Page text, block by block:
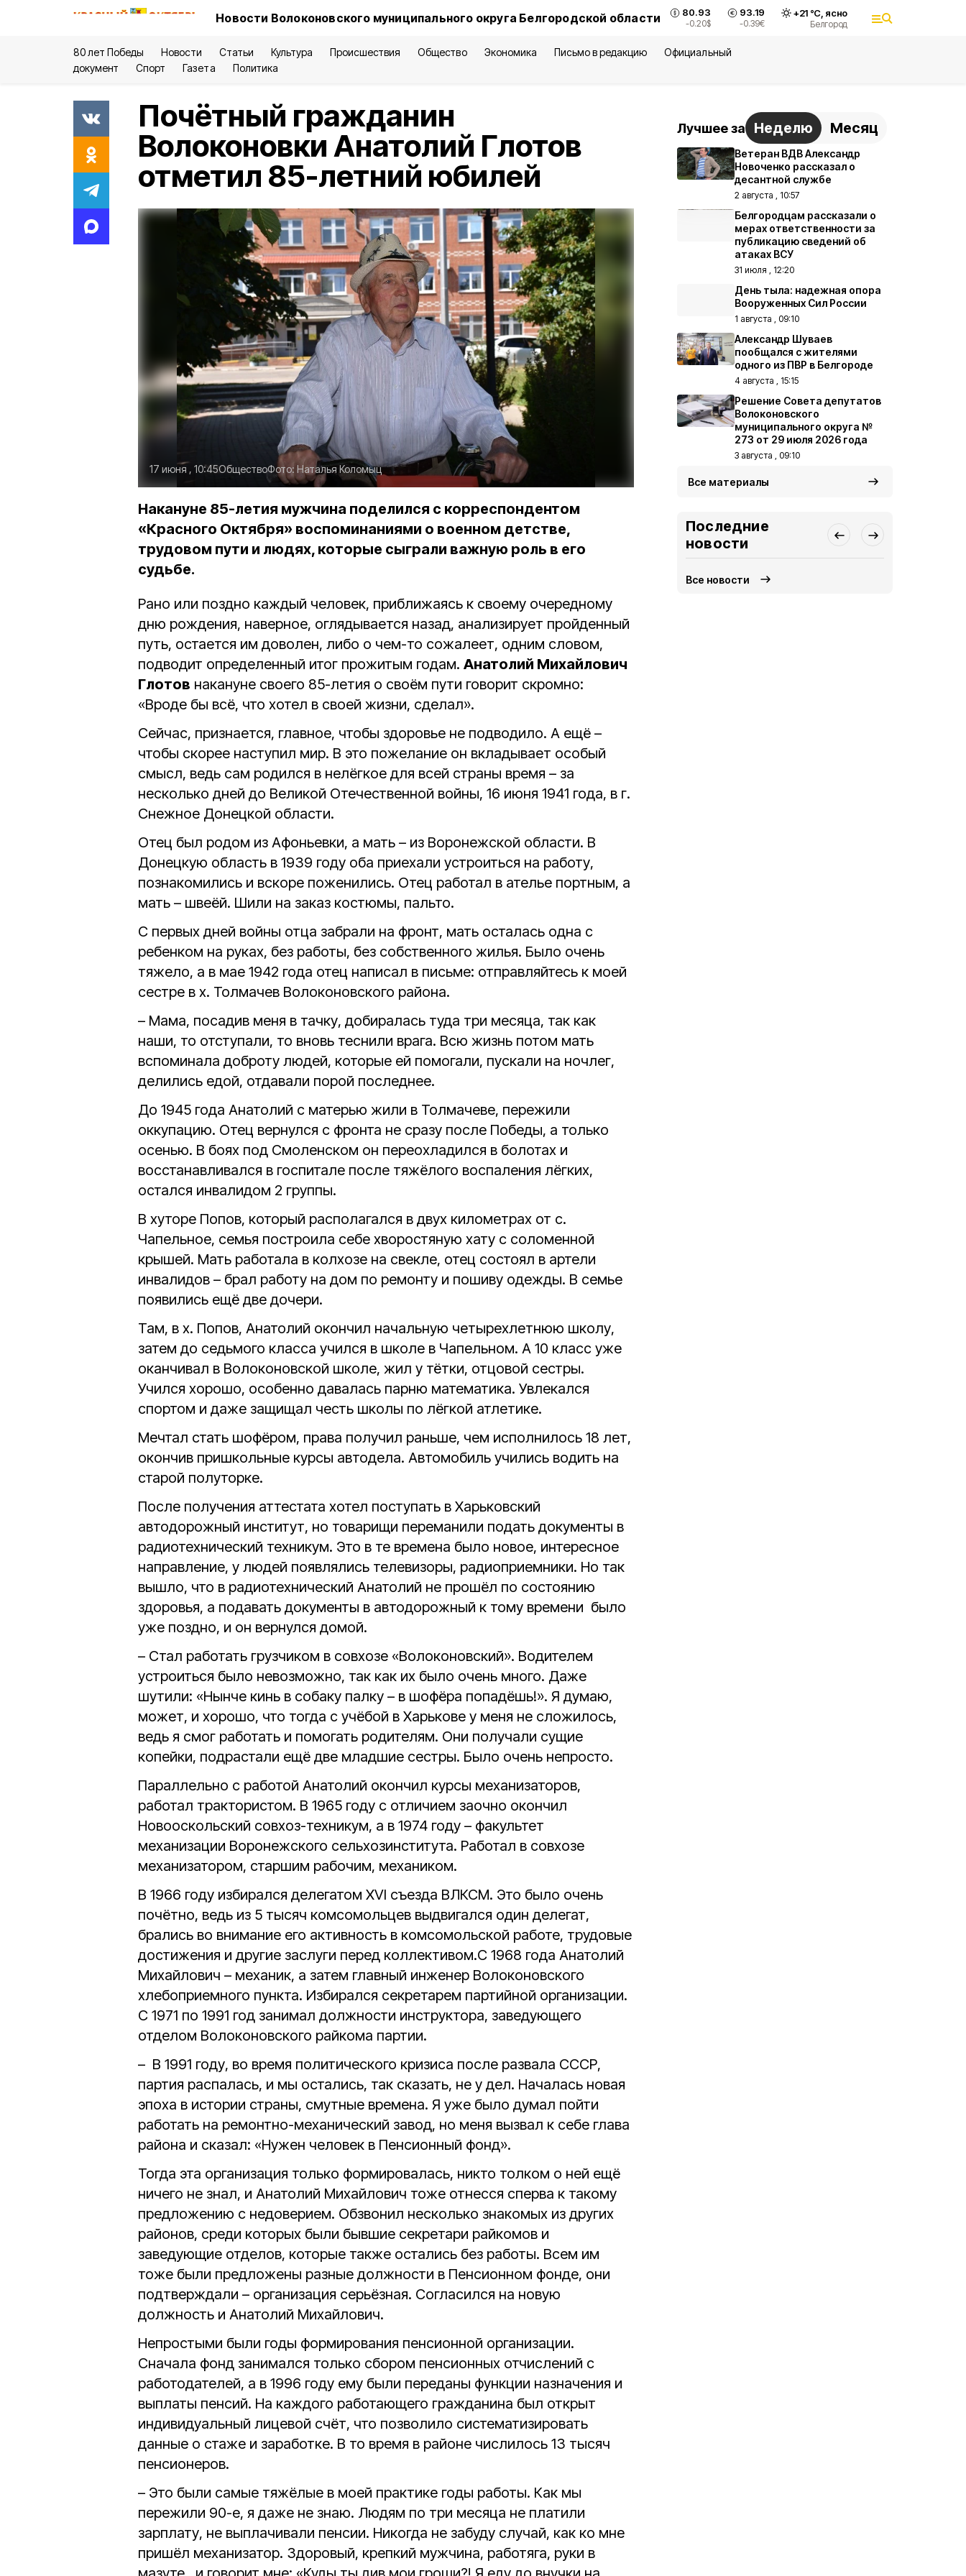
Новости Волоконовского муниципального округа Белгородской области 80.93
-0.20$
93.19
-0.39€
+21°С, ясно
Белгород
80 лет Победы Новости Статьи Культура Происшествия Общество Экономика Письмо в редакцию
Официальный
документ
Спорт Газета Политика
Почётный гражданин
Волоконовки Анатолий Глотов
отметил 85-летний юбилей
17 июня , 10:45ОбществоФото: Наталья Коломыц
Накануне 85-летия мужчина поделился с корреспондентом
«Красного Октября» воспоминаниями о военном детстве,
трудовом пути и людях, которые сыграли важную роль в его
судьбе.
Рано или поздно каждый человек, приближаясь к своему очередному
дню рождения, наверное, оглядывается назад, анализирует пройденный
путь, остается им доволен, либо о чем-то сожалеет, одним словом,
подводит определенный итог прожитым годам. Анатолий Михайлович
Глотов накануне своего 85-летия о своём пути говорит скромно:
«Вроде бы всё, что хотел в своей жизни, сделал».
Сейчас, признается, главное, чтобы здоровье не подводило. А ещё –
чтобы скорее наступил мир. В это пожелание он вкладывает особый
смысл, ведь сам родился в нелёгкое для всей страны время – за
несколько дней до Великой Отечественной войны, 16 июня 1941 года, в г.
Снежное Донецкой области.
Отец был родом из Афоньевки, а мать – из Воронежской области. В
Донецкую область в 1939 году оба приехали устроиться на работу,
познакомились и вскоре поженились. Отец работал в ателье портным, а
мать – швеёй. Шили на заказ костюмы, пальто.
С первых дней войны отца забрали на фронт, мать осталась одна с
ребенком на руках, без работы, без собственного жилья. Было очень
тяжело, а в мае 1942 года отец написал в письме: отправляйтесь к моей
сестре в х. Толмачев Волоконовского района.
– Мама, посадив меня в тачку, добиралась туда три месяца, так как
наши, то отступали, то вновь теснили врага. Всю жизнь потом мать
вспоминала доброту людей, которые ей помогали, пускали на ночлег,
делились едой, отдавали порой последнее.
До 1945 года Анатолий с матерью жили в Толмачеве, пережили
оккупацию. Отец вернулся с фронта не сразу после Победы, а только
осенью. В боях под Смоленском он переохладился в болотах и
восстанавливался в госпитале после тяжёлого воспаления лёгких,
остался инвалидом 2 группы.
В хуторе Попов, который располагался в двух километрах от с.
Чапельное, семья построила себе хворостяную хату с соломенной
крышей. Мать работала в колхозе на свекле, отец состоял в артели
инвалидов – брал работу на дом по ремонту и пошиву одежды. В семье
появились ещё две дочери.
Там, в х. Попов, Анатолий окончил начальную четырехлетнюю школу,
затем до седьмого класса учился в школе в Чапельном. А 10 класс уже
оканчивал в Волоконовской школе, жил у тётки, отцовой сестры.
Учился хорошо, особенно давалась парню математика. Увлекался
спортом и даже защищал честь школы по лёгкой атлетике.
Мечтал стать шофёром, права получил раньше, чем исполнилось 18 лет,
окончив пришкольные курсы автодела. Автомобиль учились водить на
старой полуторке.
После получения аттестата хотел поступать в Харьковский
автодорожный институт, но товарищи переманили подать документы в
радиотехнический техникум. Это в те времена было новое, интересное
направление, у людей появлялись телевизоры, радиоприемники. Но так
вышло, что в радиотехнический Анатолий не прошёл по состоянию
здоровья, а подавать документы в автодорожный к тому времени было
уже поздно, и он вернулся домой.
– Стал работать грузчиком в совхозе «Волоконовский». Водителем
устроиться было невозможно, так как их было очень много. Даже
шутили: «Нынче кинь в собаку палку – в шофёра попадёшь!». Я думаю,
может, и хорошо, что тогда с учёбой в Харькове у меня не сложилось,
ведь я смог работать и помогать родителям. Они получали сущие
копейки, подрастали ещё две младшие сестры. Было очень непросто.
Параллельно с работой Анатолий окончил курсы механизаторов,
работал трактористом. В 1965 году с отличием заочно окончил
Новооскольский совхоз-техникум, а в 1974 году – факультет
механизации Воронежского сельхозинститута. Работал в совхозе
механизатором, старшим рабочим, механиком.
В 1966 году избирался делегатом XVI съезда ВЛКСМ. Это было очень
почётно, ведь из 5 тысяч комсомольцев выдвигался один делегат,
брались во внимание его активность в комсомольской работе, трудовые
достижения и другие заслуги перед коллективом.С 1968 года Анатолий
Михайлович – механик, a затем главный инженер Волоконовского
хлебоприемного пункта. Избирался секретарем партийной организации.
С 1971 по 1991 год занимал должности инструктора, заведующего
отделом Волоконовского райкома партии.
– В 1991 году, во время политического кризиса после развала СССР,
партия распалась, и мы остались, так сказать, не у дел. Началась новая
эпоха в истории страны, смутные времена. Я уже было думал пойти
работать на ремонтно-механический завод, но меня вызвал к себе глава
района и сказал: «Нужен человек в Пенсионный фонд».
Тогда эта организация только формировалась, никто толком о ней ещё
ничего не знал, и Анатолий Михайлович тоже отнесся сперва к такому
предложению с недоверием. Обзвонил несколько знакомых из других
районов, среди которых были бывшие секретари райкомов и
заведующие отделов, которые также остались без работы. Всем им
тоже были предложены разные должности в Пенсионном фонде, они
подтверждали – организация серьёзная. Согласился на новую
должность и Анатолий Михайлович.
Непростыми были годы формирования пенсионной организации.
Сначала фонд занимался только сбором пенсионных отчислений с
работодателей, а в 1996 году ему были переданы функции назначения и
выплаты пенсий. На каждого работающего гражданина был открыт
индивидуальный лицевой счёт, что позволило систематизировать
данные о стаже и заработке. В то время в районе числилось 13 тысяч
пенсионеров.
– Это были самые тяжёлые в моей практике годы работы. Как мы
пережили 90-е, я даже не знаю. Людям по три месяца не платили
зарплату, не выплачивали пенсии. Никогда не забуду случай, как ко мне
пришёл механизатор. Здоровый, крепкий мужчина, работяга, руки в
Лучшее за Неделю Месяц
Ветеран ВДВ Александр
Новоченко рассказал о
десантной службе
2 августа , 10:57
Белгородцам рассказали о
мерах ответственности за
публикацию сведений об
атаках ВСУ
31 июля , 12:20
День тыла: надежная опора
Вооруженных Сил России
1 августа , 09:10
Александр Шуваев
пообщался с жителями
одного из ПВР в Белгороде
4 августа , 15:15
Решение Совета депутатов
Волоконовского
муниципального округа №
273 от 29 июля 2026 года
3 августа , 09:10
Все материалы
Последние
новости
Все новости